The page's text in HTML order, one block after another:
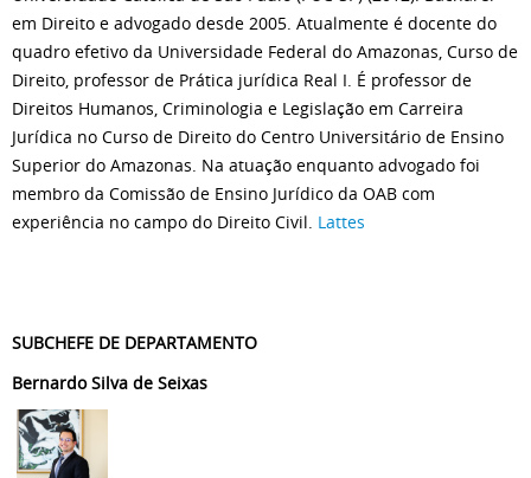
em Direito e advogado desde 2005. Atualmente é docente do
quadro efetivo da Universidade Federal do Amazonas, Curso de
Direito, professor de Prática jurídica Real I. É professor de
Direitos Humanos, Criminologia e Legislação em Carreira
Jurídica no Curso de Direito do Centro Universitário de Ensino
Superior do Amazonas. Na atuação enquanto advogado foi
membro da Comissão de Ensino Jurídico da OAB com
experiência no campo do Direito Civil. Lattes
SUBCHEFE DE DEPARTAMENTO
Bernardo Silva de Seixas